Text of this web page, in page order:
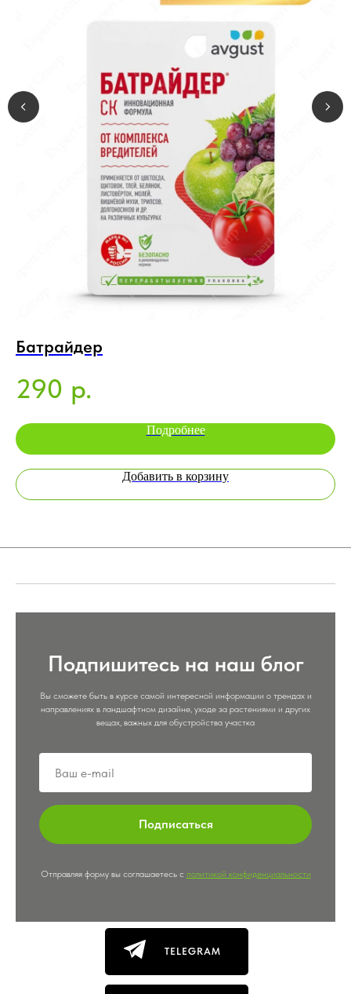
Батрайдер
290 р.
Подробнее
Добавить в корзину
Подпишитесь на наш блог
Вы сможете быть в курсе самой интересной информации о трендах и
направлениях в ландшафтном дизайне, уходе за растениями и других
вещах, важных для обустройства участка
Подписаться
Отправляя форму вы соглашаетесь с политикой конфиденциальности
TELEGRAM